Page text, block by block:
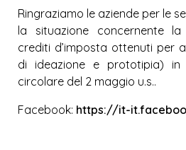
Ringraziamo le aziende per le
la situazione concernente la
crediti d’imposta ottenuti per
di ideazione e prototipia)
circolare del 2 maggio u.s..
Facebook: https://it-